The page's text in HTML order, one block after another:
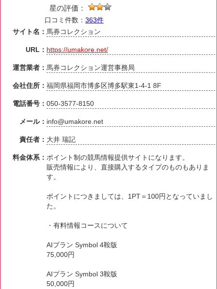
星の評価：
口コミ件数： 363件
サイト名： 馬券コレクション
URL： https://umakore.net/
運営業者： 馬券コレクション運営事務局
会社住所：福岡県福岡市博多区博多駅東1-4-1 8F
電話番号：050-3577-8150
メール： info@umakore.net
責任者： 大井 瑞記
料金体系： ポイント制の競馬情報提供サイトになります。
販売情報により、直接購入するタイプのものもありま
す。
ポイントにつきましては、1PT＝100円となっていまし
た。
・有料情報コースについて
AIプラン Symbol 4鞍版
75,000円
AIプラン Symbol 3鞍版
50,000円